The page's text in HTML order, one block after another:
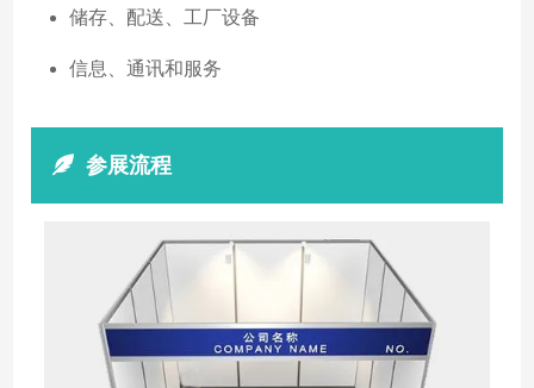
储存、配送、工厂设备
信息、通讯和服务
参展流程